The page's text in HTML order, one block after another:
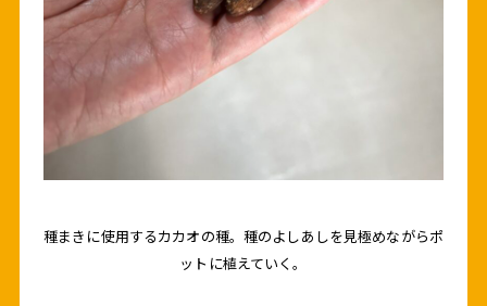
種まきに使用するカカオの種。種のよしあしを見極めながらポ
ットに植えていく。